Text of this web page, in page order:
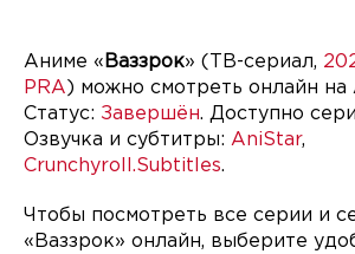
Аниме « Ваззрок» (ТВ-сериал,
PRA ) можно смотреть онлайн на
Статус: Завершён. Доступно
Озвучка и субтитры: AniStar,
Crunchyroll.Subtitles.
Чтобы посмотреть все серии и
«Ваззрок» онлайн, выберите